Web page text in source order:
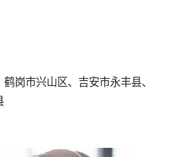
岗市兴山区、吉安市永丰县、